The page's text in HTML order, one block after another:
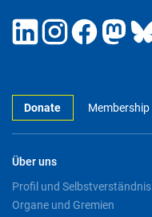
Donate Membership
Über uns
Profil und Selbstverständnis
Organe und Gremien